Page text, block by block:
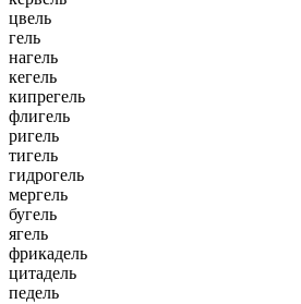
цвель
гель
нагель
кегель
кипрегель
флигель
ригель
тигель
гидрогель
мергель
бугель
ягель
фрикадель
цитадель
педель